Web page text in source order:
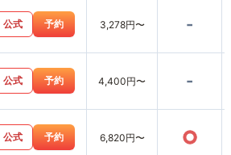
公式 予約 3,278円〜 -
公式 予約 4,400円〜 -
公式 予約 6,820円〜 ○